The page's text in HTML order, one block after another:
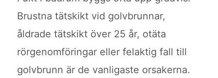
Brustna tätskikt vid golvbrunnar,
åldrade tätskikt över 25 år, otäta
rörgenomföringar eller felaktig fall till
golvbrunn är de vanligaste orsakerna.